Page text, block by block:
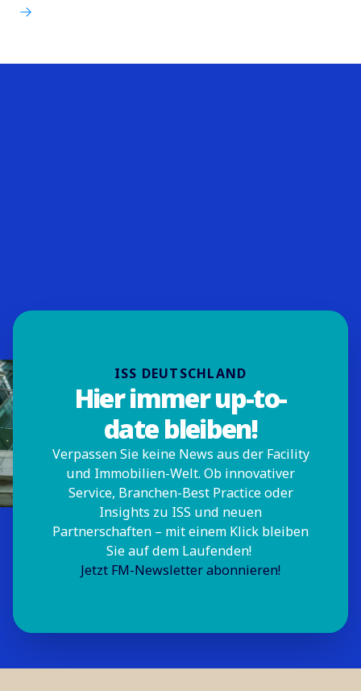
ISS DEUTSCHLAND
Hier immer up-to-
date bleiben!
Verpassen Sie keine News aus der Facility
und Immobilien-Welt. Ob innovativer
Service, Branchen-Best Practice oder
Insights zu ISS und neuen
Partnerschaften – mit einem Klick bleiben
Sie auf dem Laufenden!
Jetzt FM-Newsletter abonnieren!